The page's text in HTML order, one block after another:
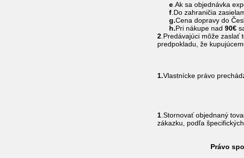
e .Ak sa objednávka
f .Do zahraničia
g.Cena dopravy do
h.Pri nákupe nad90€
2 .Predávajúci môže
predpokladu, že
Prevod
1.Vlastnícke právo
Storno
1 .Stornovať objednaný
zákazku, podľa
Právo spotrebiteľa